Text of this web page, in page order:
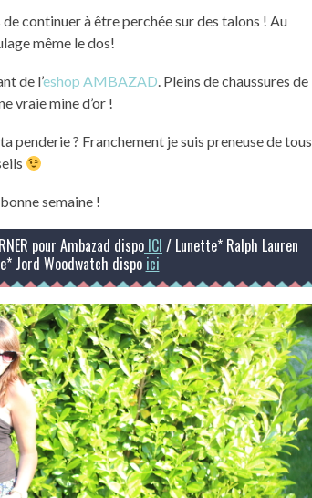
continuer à être perchée sur des talons ! Au
même le dos!
de l’eshop AMBAZAD. Pleins de chaussures de
vraie mine d’or !
penderie ? Franchement je suis preneuse de tous
semaine !
pour Ambazad dispo ICI / Lunette* Ralph Lauren
Jord Woodwatch dispo ici